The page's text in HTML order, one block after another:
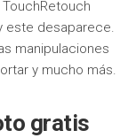
este desaparece.
manipulaciones
y mucho más.
gratis